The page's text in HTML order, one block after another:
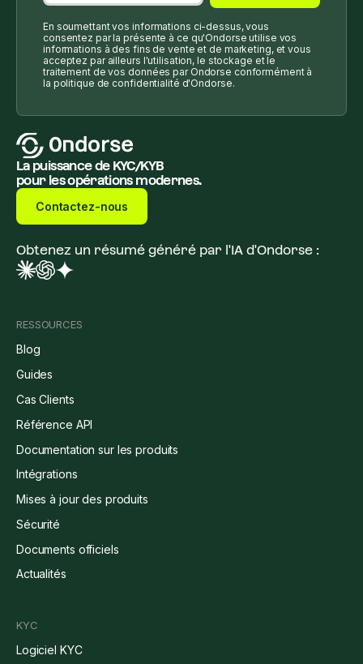
En soumettant vos informations ci-dessus, vous
consentez par la présente à ce qu'Ondorse utilise vos
informations à des fins de vente et de marketing, et vous
acceptez par ailleurs l'utilisation, le stockage et le
traitement de vos données par Ondorse conformément à
la politique de confidentialité d'Ondorse.
La puissance de KYC/KYB
pour les opérations modernes.
Contactez-nous
Obtenez un résumé généré par l'IA d'Ondorse :
RESSOURCES
Blog
Guides
Cas Clients
Référence API
Documentation sur les produits
Intégrations
Mises à jour des produits
Sécurité
Documents officiels
Actualités
KYC
Logiciel KYC